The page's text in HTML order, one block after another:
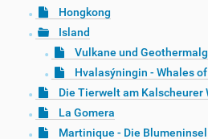
Hongkong
Island
Vulkane und
Hvalasýningin - Whales
Die Tierwelt am Kalscheurer
La Gomera
Martinique - Die Blumeninsel